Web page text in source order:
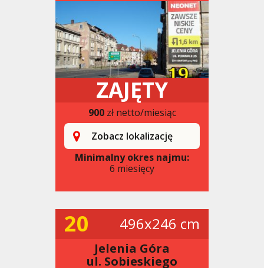
ZAJĘTY
900zł netto/miesiąc
Zobacz lokalizację
Minimalny okres najmu:
6 miesięcy
20 496x246 cm
Jelenia Góra
ul. Sobieskiego